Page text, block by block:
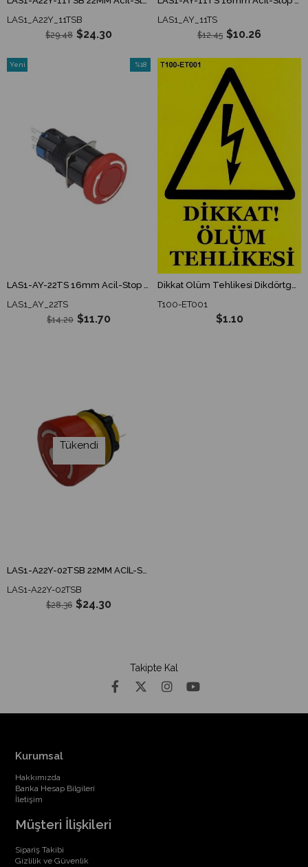
LAS1_A22Y_11TSB
$24.30
$29.48
LAS1_AY_11TS
$10.26
$12.45
LAS1-AY-22TS 16mm Acil-Stop Buton Bas-Çevir 2NO/2NC
LAS1_AY_22TS
$11.70
$14.20
%18
Yeni
Dikkat Ölüm Tehlikesi Dikdörtgen Etiket 100x150 mm
T100-ET001
$1.10
Tükendi
LAS1-A22Y-02TSB
$24.30
$28.36
Takipte Kal
Kurumsal
Hakkımızda
Banka Hesap Bilgileri
İletişim
Müşteri İlişkileri
Sipariş Takibi
Gizlilik ve Güvenlik